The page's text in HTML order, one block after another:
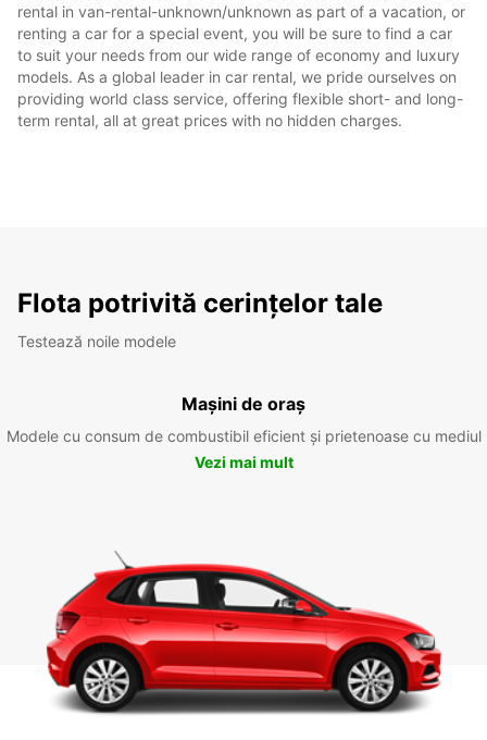
rental in van-rental-unknown/unknown as part of a vacation, or
renting a car for a special event, you will be sure to find a car
to suit your needs from our wide range of economy and luxury
models. As a global leader in car rental, we pride ourselves on
providing world class service, offering flexible short- and long-
term rental, all at great prices with no hidden charges.
Flota potrivită cerințelor tale
Testează noile modele
Mașini de oraș
Modele cu consum de combustibil eficient și prietenoase cu mediul
Vezi mai mult